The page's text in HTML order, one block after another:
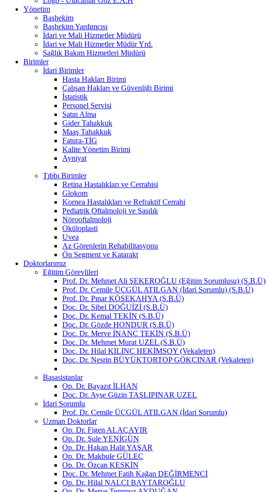
Yönetim
Başhekim
Başhekim Yardımcısı
İdari ve Mali Hizmetler Müdürü
İdari ve Mali Hizmetler Müdür Yrd.
Sağlık Bakım Hizmetleri Müdürü
Birimler
İdari Birimler
Hasta Hakları Birimi
Çalışan Hakları ve Güvenliği Birimi
İstatistik
Personel Servisi
Satın Alma
Gider Tahakkuk
Maaş Tahakkuk
Fatura-TİG
Kalite Yönetim Birimi
Ayniyat
Tıbbı Birimler
Retina Hastalıkları ve Cerrahisi
Glokom
Kornea Hastalıkları ve Refraktif Cerrahi
Pediatrik Oftalmoloji ve Şaşılık
Nörooftalmoloji
Oküloplasti
Uvea
Az Görenlerin Rehabilitasyonu
Ön Segment ve Katarakt
Doktorlarımız
Eğitim Görevlileri
Prof. Dr. Mehmet Ali ŞEKEROĞLU (Eğitim Sorumlusu) (S.B.Ü)
Prof. Dr. Cemile ÜÇGÜL ATILGAN (İdari Sorumlu) (S.B.Ü)
Prof. Dr. Pınar KÖSEKAHYA (S.B.Ü)
Doç. Dr. Sibel DOĞUİZİ (S.B.Ü)
Doç. Dr. Kemal TEKİN (S.B.Ü)
Doç. Dr. Gözde HONDUR (S.B.Ü)
Doç. Dr. Merve İNANÇ TEKİN (S.B.Ü)
Doç. Dr. Mehmet Murat UZEL (S.B.Ü)
Doç. Dr. Hilal KILINÇ HEKİMSOY (Vekaleten)
Doç. Dr. Nesrin BÜYÜKTORTOP GÖKÇINAR (Vekaleten)
Başasistanlar
Op. Dr. Bayazıt İLHAN
Doç. Dr. Ayşe Güzin TAŞLIPINAR UZEL
İdari Sorumlu
Prof. Dr. Cemile ÜÇGÜL ATILGAN (İdari Sorumlu)
Uzman Doktorlar
Op. Dr. Figen ALAÇAYIR
Op. Dr. Şule YENİGÜN
Op. Dr. Hakan Halit YAŞAR
Op. Dr. Makbule GÜLEÇ
Op. Dr. Özcan KESKİN
Doç. Dr. Mehmet Fatih Kağan DEĞİRMENCİ
Op. Dr. Hilal NALCI BAYTAROĞLU